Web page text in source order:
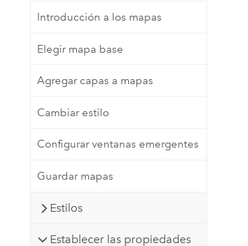
Introducción a los mapas
Elegir mapa base
Agregar capas a mapas
Cambiar estilo
Configurar ventanas emergentes
Guardar mapas
Estilos
Establecer las propiedades